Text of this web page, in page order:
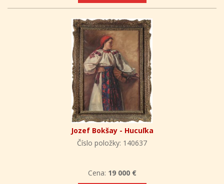
Jozef Bokšay - Hucuľka
Číslo položky: 140637
Cena: 19 000 €